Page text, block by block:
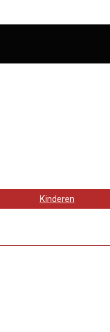
Kinderen